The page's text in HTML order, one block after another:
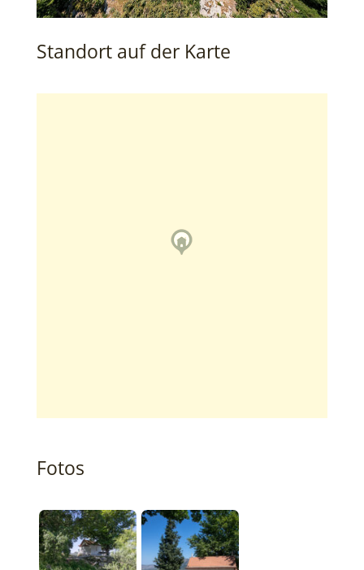
Standort auf der Karte
Fotos